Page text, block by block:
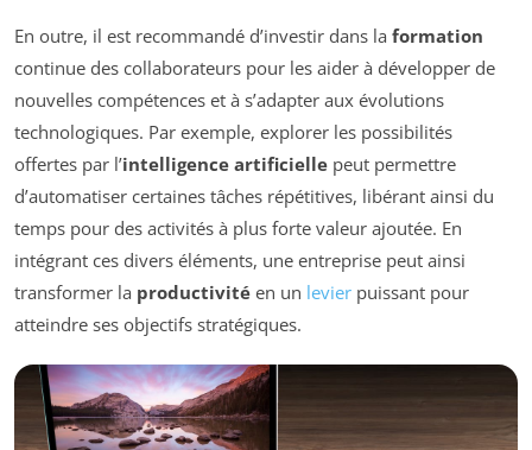
En outre, il est recommandé d’investir dans la formation
continue des collaborateurs pour les aider à développer de
nouvelles compétences et à s’adapter aux évolutions
technologiques. Par exemple, explorer les possibilités
offertes par l’intelligence artificielle peut permettre
d’automatiser certaines tâches répétitives, libérant ainsi du
temps pour des activités à plus forte valeur ajoutée. En
intégrant ces divers éléments, une entreprise peut ainsi
transformer la productivité en un levier puissant pour
atteindre ses objectifs stratégiques.